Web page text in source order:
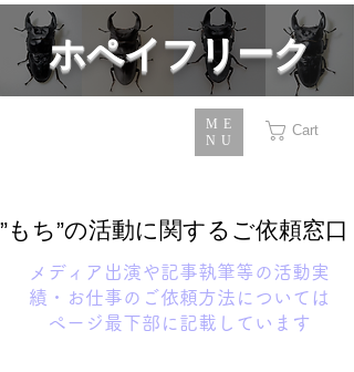
​ホペイフリーク
ME
NU
Cart
​”もち”の活動に関するご依頼窓口
メディア出演や記事執筆等の活動実
績・お仕事のご依頼方法については
ページ最下部に記載しています